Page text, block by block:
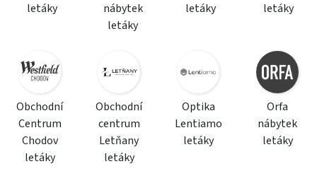
letáky
nábytek
letáky
letáky
letáky
Obchodní
Centrum
Chodov
letáky
Obchodní
centrum
Letňany
letáky
Optika
Lentiamo
letáky
Orfa
nábytek
letáky